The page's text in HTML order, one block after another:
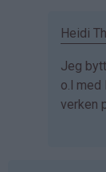
-Heidi
Som
svar
på
Jeg
o.l
verken